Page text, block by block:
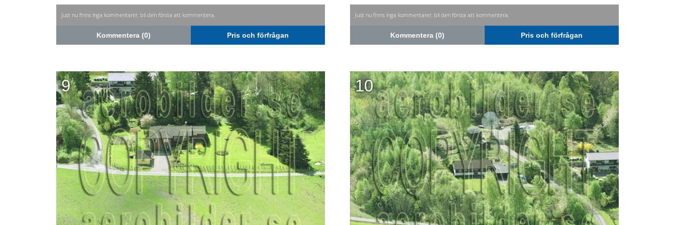
Just nu finns inga kommentarer, bli den första att kommentera.
Kommentera (0) Pris och förfrågan
Just nu finns inga kommentarer, bli den första att kommentera.
Kommentera (0) Pris och förfrågan
9 10